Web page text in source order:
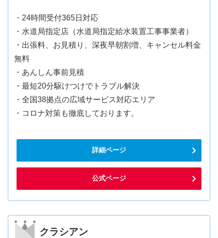
・24時間受付365日対応
・水道局指定店（水道局指定給水装置工事事業者）
・出張料、お見積り、深夜早朝割増、キャンセル料金
無料
・あんしん事前見積
・最短20分駆けつけでトラブル解決
・全国38拠点の広域サービス対応エリア
・コロナ対策も徹底しております。
詳細ページ
公式ページ
クラシアン